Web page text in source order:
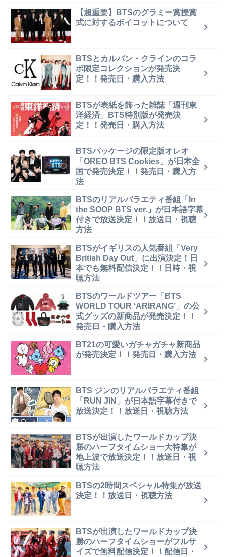
【超重要】BTSのグラミー賞授賞
式に対するボイコットについて
BTSとカルバン・クラインのコラ
ボ限定コレクションが発売決
定！！発売日・購入方法
BTSが表紙を飾った雑誌「週刊東
洋経済」BTS特別版が発売決
定！！発売日・購入方法
BTSパッケージの限定版オレオ
「OREO BTS Cookies」が日本全
国で発売決定！！発売日・購入方
法
BTSのリアルバラエティ番組「In
the SOOP BTS ver.」が日本語字幕
付きで放送決定！！放送日・視聴
方法
BTSがイギリスの人気番組「Very
British Day Out」に出演決定！日
本でも無料配信決定！！日時・視
聴方法
BTSのワールドツアー「BTS
WORLD TOUR ‘ARIRANG’」の公
式グッズの新商品が発売決定！！
発売日・購入方法
BT21の可愛いガチャガチャ新商品
が発売決定！！発売日・購入方法
BTS ジンのリアルバラエティ番組
「RUN JIN」が日本語字幕付きで
放送決定！！放送日・視聴方法
BTSが出演したワールドカップ決
勝のハーフタイムショー大特集が
地上波で放送決定！！放送日・視
聴方法
BTSの2時間スペシャル特集が放送
決定！！放送日・視聴方法
BTSが出演したワールドカップ決
勝のハーフタイムショーがフルサ
イズで無料配信決定！！配信日・